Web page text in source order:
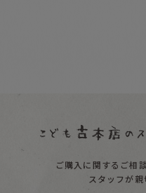
ご購入に関するご相
スタッフが親